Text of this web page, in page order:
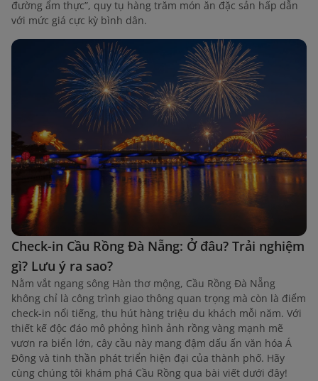
đường ẩm thực”, quy tụ hàng trăm món ăn đặc sản hấp dẫn
với mức giá cực kỳ bình dân.
Check-in Cầu Rồng Đà Nẵng: Ở đâu? Trải nghiệm
gì? Lưu ý ra sao?
Nằm vắt ngang sông Hàn thơ mộng, Cầu Rồng Đà Nẵng
không chỉ là công trình giao thông quan trọng mà còn là điểm
check-in nổi tiếng, thu hút hàng triệu du khách mỗi năm. Với
thiết kế độc đáo mô phỏng hình ảnh rồng vàng mạnh mẽ
vươn ra biển lớn, cây cầu này mang đậm dấu ấn văn hóa Á
Đông và tinh thần phát triển hiện đại của thành phố. Hãy
cùng chúng tôi khám phá Cầu Rồng qua bài viết dưới đây!